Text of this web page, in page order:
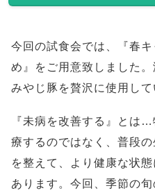
今回の試食会では、『春
め』をご用意致しました
みやじ豚を贅沢に使用して
『未病を改善する』とは
療するのではなく、普段
を整えて、より健康な状
あります。今回、季節の